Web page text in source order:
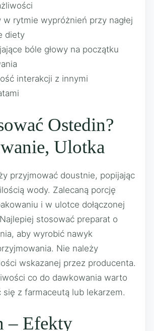
w rytmie wypróżnień przy nagłej
diety
bóle głowy na początku
interakcji z innymi
Ostedin?
Ulotka
przyjmować doustnie, popijając
wody. Zalecaną porcję
i w ulotce dołączonej
stosować preparat o
aby wyrobić nawyk
Nie należy
wskazanej przez producenta.
co do dawkowania warto
z farmaceutą lub lekarzem.
– Efekty